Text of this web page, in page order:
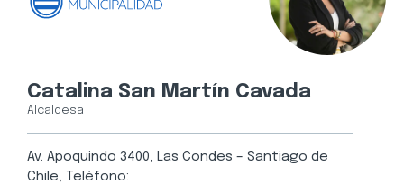
Catalina San Martín Cavada
Alcaldesa
Av. Apoquindo 3400, Las Condes – Santiago de
Chile, Teléfono: